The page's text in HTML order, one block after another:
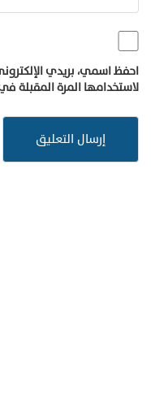
احفظ اسمي، بريدي
لاستخدامها المرة المقبلة